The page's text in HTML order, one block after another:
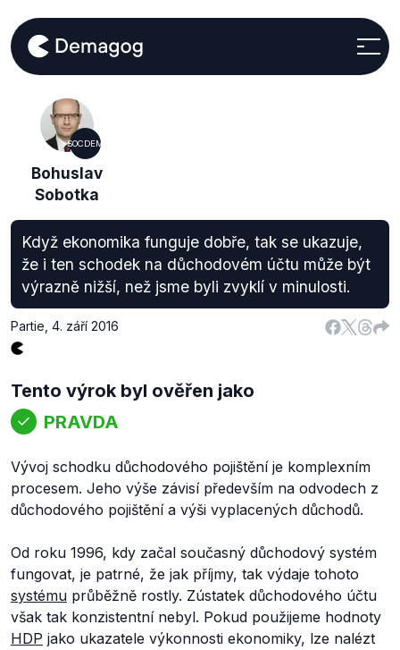
SOCDEM
Bohuslav
Sobotka
Když ekonomika funguje dobře, tak se ukazuje,
že i ten schodek na důchodovém účtu může být
výrazně nižší, než jsme byli zvyklí v minulosti.
Partie 4. září 2016
Tento výrok byl ověřen jako
PRAVDA
Vývoj schodku důchodového pojištění je komplexním
procesem. Jeho výše závisí především na odvodech z
důchodového pojištění a výši vyplacených důchodů.
Od roku 1996, kdy začal současný důchodový systém
fungovat, je patrné, že jak příjmy, tak výdaje tohoto
systému průběžně rostly. Zústatek důchodového účtu
však tak konzistentní nebyl. Pokud použijeme hodnoty
HDP jako ukazatele výkonnosti ekonomiky, lze nalézt